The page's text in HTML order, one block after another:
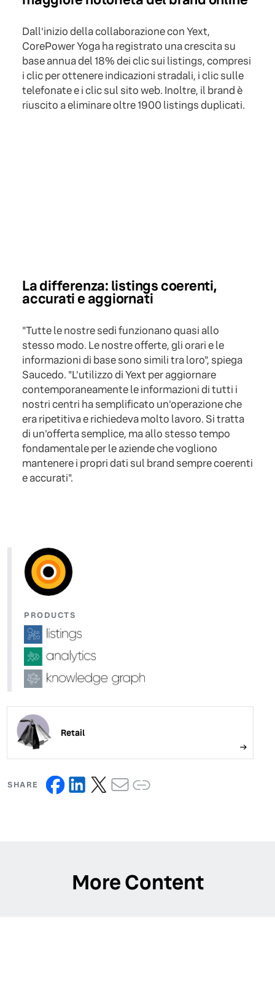
Dall'inizio della collaborazione con Yext,
CorePower Yoga ha registrato una crescita su
base annua del 18% dei clic sui listings, compresi
i clic per ottenere indicazioni stradali, i clic sulle
telefonate e i clic sul sito web. Inoltre, il brand è
riuscito a eliminare oltre 1900 listings duplicati.
La differenza: listings coerenti,
accurati e aggiornati
"Tutte le nostre sedi funzionano quasi allo
stesso modo. Le nostre offerte, gli orari e le
informazioni di base sono simili tra loro", spiega
Saucedo. "L'utilizzo di Yext per aggiornare
contemporaneamente le informazioni di tutti i
nostri centri ha semplificato un'operazione che
era ripetitiva e richiedeva molto lavoro. Si tratta
di un'offerta semplice, ma allo stesso tempo
fondamentale per le aziende che vogliono
mantenere i propri dati sul brand sempre coerenti
e accurati".
PRODUCTS
Retail
SHARE
More Content